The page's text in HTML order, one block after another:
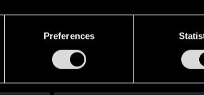
Preferences